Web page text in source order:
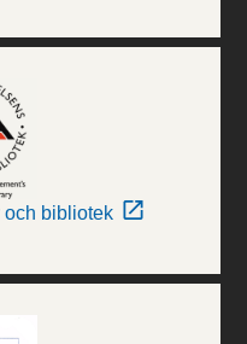
och bibliotek